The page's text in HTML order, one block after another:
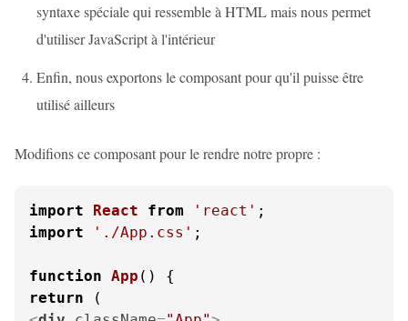
syntaxe spéciale qui ressemble à HTML mais nous permet
d'utiliser JavaScript à l'intérieur
Enfin, nous exportons le composant pour qu'il puisse être
utilisé ailleurs
Modifions ce composant pour le rendre notre propre :
import React from 'react'
import
'./App.css' ;
function App (
return